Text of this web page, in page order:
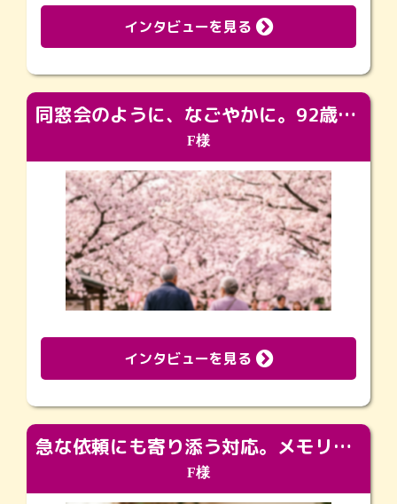
インタビューを見る
同窓会のように、なごやかに。92歳の旅立ちを彩った、再会と感謝の場
F様
インタビューを見る
急な依頼にも寄り添う対応。メモリアルコーナーで振り返る大切な日々
F様